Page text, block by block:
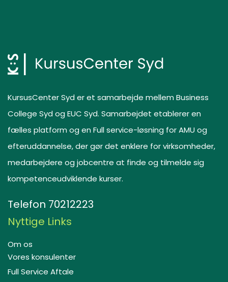
KursusCenter Syd er et samarbejde mellem Business
College Syd og EUC Syd. Samarbejdet etablerer en
fælles platform og en Full service-løsning for AMU og
efteruddannelse, der gør det enklere for virksomheder,
medarbejdere og jobcentre at finde og tilmelde sig
kompetenceudviklende kurser.
Telefon 70212223
Nyttige Links
Om os
Vores konsulenter
Full Service Aftale